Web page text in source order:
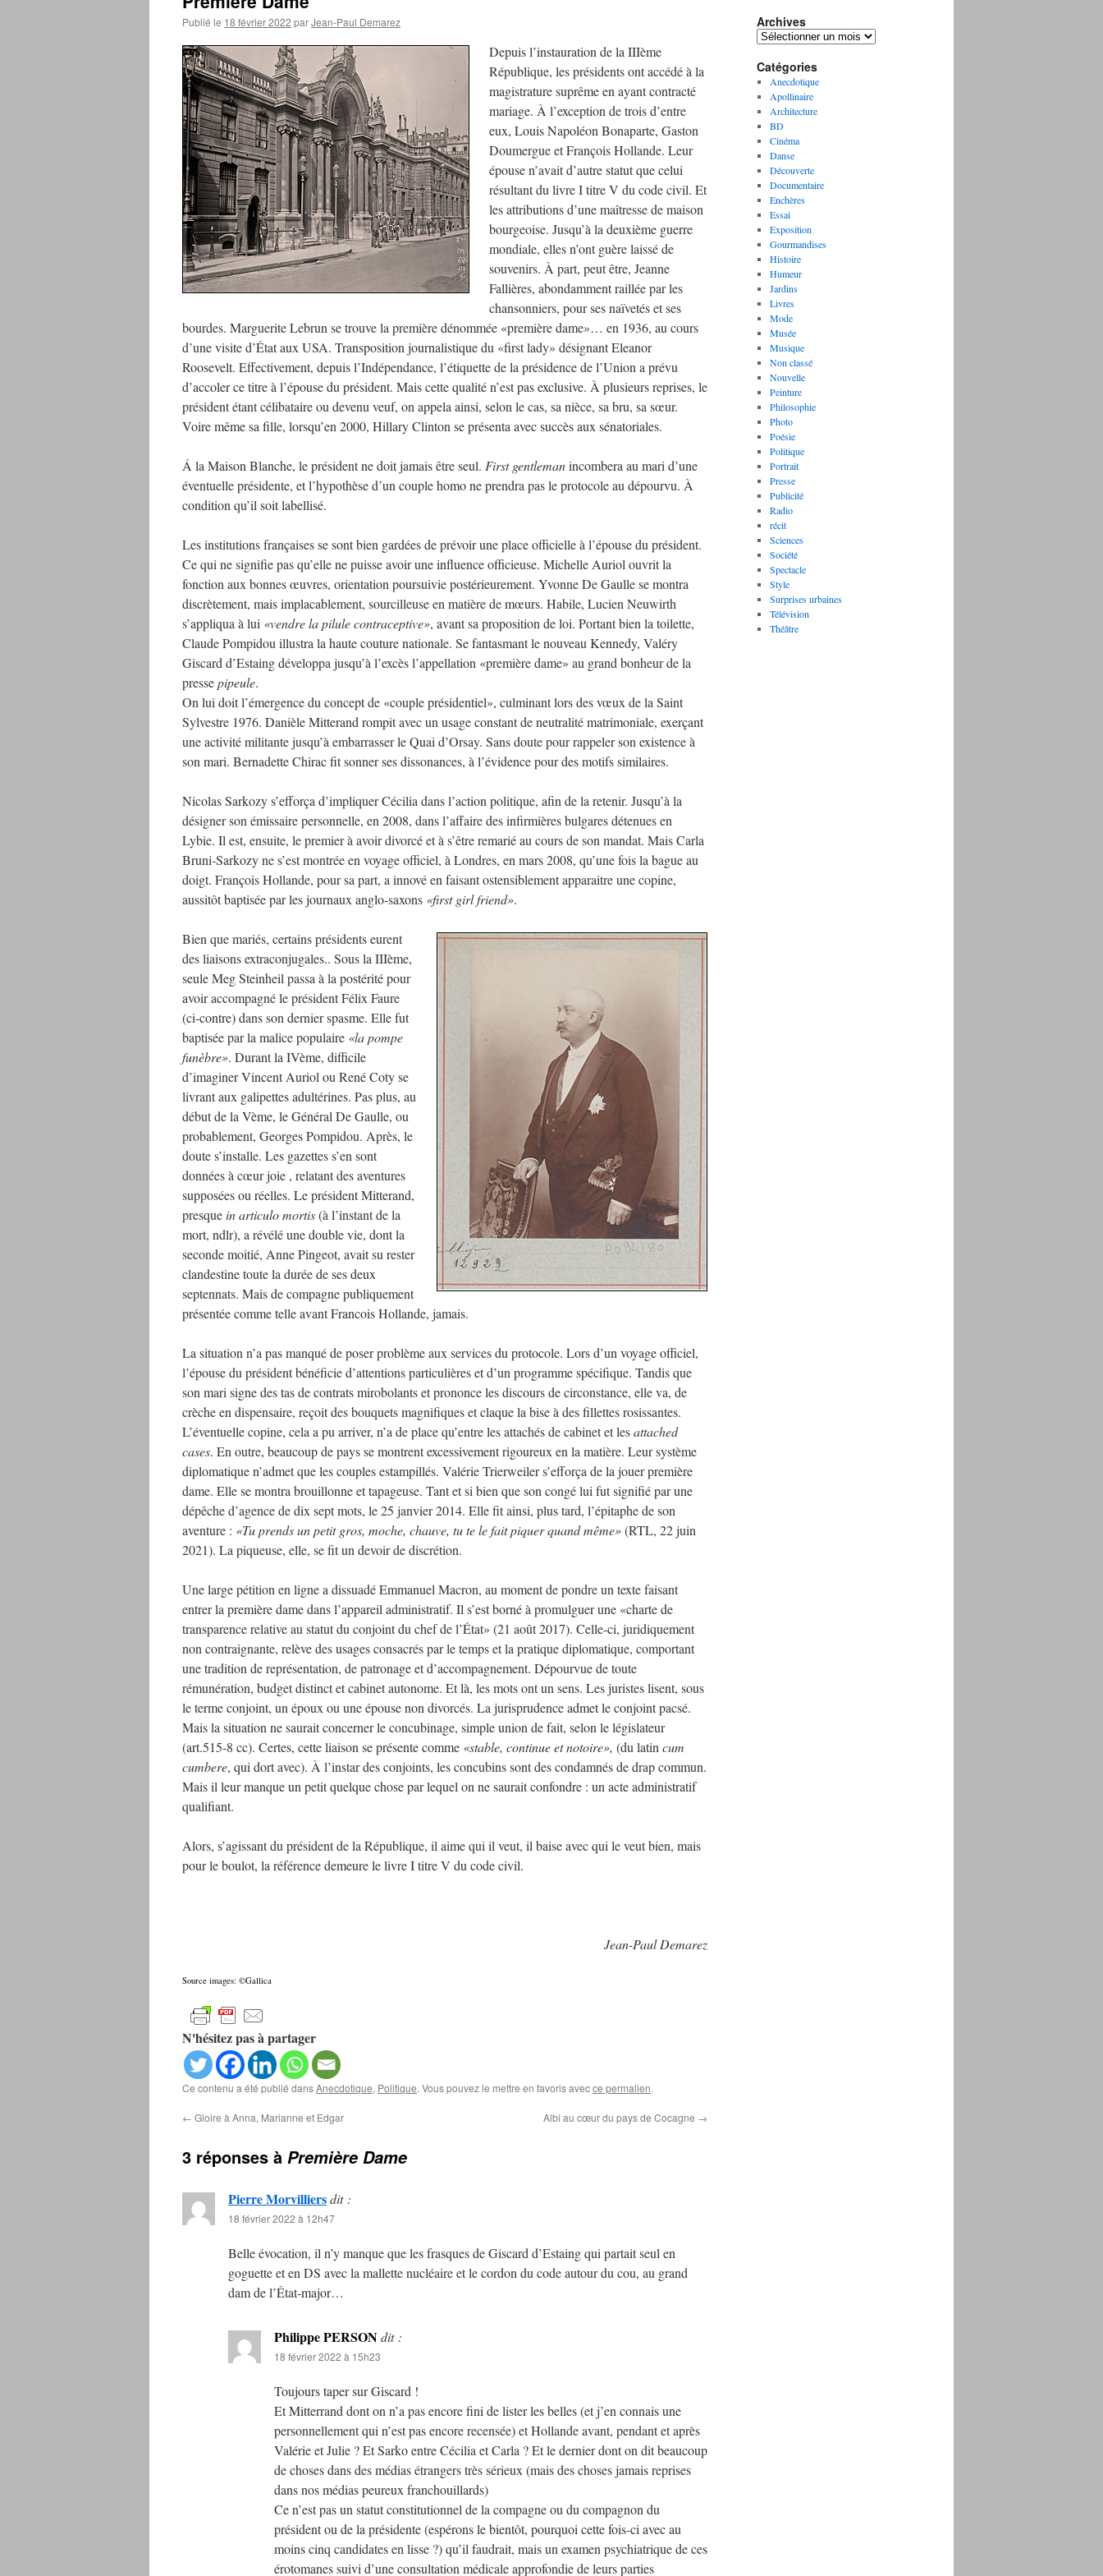
Publié le 18 février 2022 parJean-Paul Demarez
Depuis l’instauration de la IIIème
République, les présidents ont accédé à la
magistrature suprême en ayant contracté
mariage. À l’exception de trois d’entre
eux, Louis Napoléon Bonaparte, Gaston
Doumergue et François Hollande. Leur
épouse n’avait d’autre statut que celui
résultant du livre I titre V du code civil. Et
les attributions d’une maîtresse de maison
bourgeoise. Jusqu’à la deuxième guerre
mondiale, elles n’ont guère laissé de
souvenirs. À part, peut être, Jeanne
Fallières, abondamment raillée par les
chansonniers, pour ses naïvetés et ses
bourdes. Marguerite Lebrun se trouve la première dénommée «première dame»… en 1936, au cours
d’une visite d’État aux USA. Transposition journalistique du «first lady» désignant Eleanor
Roosevelt. Effectivement, depuis l’Indépendance, l’étiquette de la présidence de l’Union a prévu
d’accoler ce titre à l’épouse du président. Mais cette qualité n’est pas exclusive. À plusieurs reprises, le
président étant célibataire ou devenu veuf, on appela ainsi, selon le cas, sa nièce, sa bru, sa sœur.
Voire même sa fille, lorsqu’en 2000, Hillary Clinton se présenta avec succès aux sénatoriales.
Á la Maison Blanche, le président ne doit jamais être seul. First gentlemanincombera au mari d’une
éventuelle présidente, et l’hypothèse d’un couple homo ne prendra pas le protocole au dépourvu. À
condition qu’il soit labellisé.
Les institutions françaises se sont bien gardées de prévoir une place officielle à l’épouse du président.
Ce qui ne signifie pas qu’elle ne puisse avoir une influence officieuse. Michelle Auriol ouvrit la
fonction aux bonnes œuvres, orientation poursuivie postérieurement. Yvonne De Gaulle se montra
discrètement, mais implacablement, sourcilleuse en matière de mœurs. Habile, Lucien Neuwirth
s’appliqua à lui «vendre la pilule contraceptive», avant sa proposition de loi. Portant bien la toilette,
Claude Pompidou illustra la haute couture nationale. Se fantasmant le nouveau Kennedy, Valéry
Giscard d’Estaing développa jusqu’à l’excès l’appellation «première dame» au grand bonheur de la
pressepipeule.
On lui doit l’émergence du concept de «couple présidentiel», culminant lors des vœux de la Saint
Sylvestre 1976. Danièle Mitterand rompit avec un usage constant de neutralité matrimoniale, exerçant
une activité militante jusqu’à embarrasser le Quai d’Orsay. Sans doute pour rappeler son existence à
son mari. Bernadette Chirac fit sonner ses dissonances, à l’évidence pour des motifs similaires.
Nicolas Sarkozy s’efforça d’impliquer Cécilia dans l’action politique, afin de la retenir. Jusqu’à la
désigner son émissaire personnelle, en 2008, dans l’affaire des infirmières bulgares détenues en
Lybie. Il est, ensuite, le premier à avoir divorcé et à s’être remarié au cours de son mandat. Mais Carla
Bruni-Sarkozy ne s’est montrée en voyage officiel, à Londres, en mars 2008, qu’une fois la bague au
doigt. François Hollande, pour sa part, a innové en faisant ostensiblement apparaitre une copine,
aussitôt baptisée par les journaux anglo-saxons «first girl friend».
Bien que mariés, certains présidents eurent
des liaisons extraconjugales.. Sous la IIIème,
seule Meg Steinheil passa à la postérité pour
avoir accompagné le président Félix Faure
(ci-contre) dans son dernier spasme. Elle fut
baptisée par la malice populaire «la pompe
funèbre». Durant la IVème, difficile
d’imaginer Vincent Auriol ou René Coty se
livrant aux galipettes adultérines. Pas plus, au
début de la Vème, le Général De Gaulle, ou
probablement, Georges Pompidou. Après, le
doute s’installe. Les gazettes s’en sont
données à cœur joie , relatant des aventures
supposées ou réelles. Le président Mitterand,
presquein articulomortis(à l’instant de la
mort, ndlr), a révélé une double vie, dont la
seconde moitié, Anne Pingeot, avait su rester
clandestine toute la durée de ses deux
septennats. Mais de compagne publiquement
présentée comme telle avant Francois Hollande, jamais.
La situation n’a pas manqué de poser problème aux services du protocole. Lors d’un voyage officiel,
l’épouse du président bénéficie d’attentions particulières et d’un programme spécifique. Tandis que
son mari signe des tas de contrats mirobolants et prononce les discours de circonstance, elle va, de
crèche en dispensaire, reçoit des bouquets magnifiques et claque la bise à des fillettes rosissantes.
L’éventuelle copine, cela a pu arriver, n’a de place qu’entre les attachés de cabinet et lesattached
cases. En outre, beaucoup de pays se montrent excessivement rigoureux en la matière. Leur système
diplomatique n’admet que les couples estampillés. Valérie Trierweiler s’efforça de la jouer première
dame. Elle se montra brouillonne et tapageuse. Tant et si bien que son congé lui fut signifié par une
dépêche d’agence de dix sept mots, le 25 janvier 2014. Elle fit ainsi, plus tard, l’épitaphe de son
aventure : «Tu prends un petit gros, moche, chauve, tu te le fait piquer quand même»(RTL, 22 juin
2021). La piqueuse, elle, se fit un devoir de discrétion.
Une large pétition en ligne a dissuadé Emmanuel Macron, au moment de pondre un texte faisant
entrer la première dame dans l’appareil administratif. Il s’est borné à promulguer une «charte de
transparence relative au statut du conjoint du chef de l’État» (21 août 2017). Celle-ci, juridiquement
non contraignante, relève des usages consacrés par le temps et la pratique diplomatique, comportant
une tradition de représentation, de patronage et d’accompagnement. Dépourvue de toute
rémunération, budget distinct et cabinet autonome. Et là, les mots ont un sens. Les juristes lisent, sous
le terme conjoint, un époux ou une épouse non divorcés. La jurisprudence admet le conjoint pacsé.
Mais la situation ne saurait concerner le concubinage, simple union de fait, selon le législateur
(art.515-8 cc). Certes, cette liaison se présente comme «stable, continue et notoire», (du latin cum
cumbere, qui dort avec). À l’instar des conjoints, les concubins sont des condamnés de drap commun.
Mais il leur manque un petit quelque chose par lequel on ne saurait confondre : un acte administratif
qualifiant.
Alors, s’agissant du président de la République, il aime qui il veut, il baise avec qui le veut bien, mais
pour le boulot, la référence demeure le livre I titre V du code civil.
Jean-Paul Demarez
Source images: ©Gallica
N'hésitez pas à partager
Ce contenu a été publié dansAnecdotique, Politique. Vous pouvez le mettre en favoris avecce permalien.
← Gloire à Anna, Marianne et Edgar Albi au cœur du pays de Cocagne →
3 réponses à Première Dame
Pierre Morvilliersdit :
18 février 2022 à 12h47
Belle évocation, il n’y manque que les frasques de Giscard d’Estaing qui partait seul en
goguette et en DS avec la mallette nucléaire et le cordon du code autour du cou, au grand
dam de l’État-major…
Philippe PERSONdit :
18 février 2022 à 15h23
Toujours taper sur Giscard !
Et Mitterrand dont on n’a pas encore fini de lister les belles (et j’en connais une
personnellement qui n’est pas encore recensée) et Hollande avant, pendant et après
Valérie et Julie ? Et Sarko entre Cécilia et Carla ? Et le dernier dont on dit beaucoup
de choses dans des médias étrangers très sérieux (mais des choses jamais reprises
dans nos médias peureux franchouillards)
Ce n’est pas un statut constitutionnel de la compagne ou du compagnon du
président ou de la présidente (espérons le bientôt, pourquoi cette fois-ci avec au
moins cinq candidates en lisse ?) qu’il faudrait, mais un examen psychiatrique de ces
érotomanes suivi d’une consultation médicale approfondie de leurs parties
Archives
A
c
h
i
v
e
s
Catégories
Anecdotique
Apollinaire
Architecture
BD
Cinéma
Danse
Découverte
Documentaire
Enchères
Essai
Exposition
Gourmandises
Histoire
Humeur
Jardins
Livres
Mode
Musée
Musique
Non classé
Nouvelle
Peinture
Philosophie
Photo
Poésie
Politique
Portrait
Presse
Publicité
Radio
récit
Sciences
Société
Spectacle
Style
Surprises urbaines
Télévision
Théâtre